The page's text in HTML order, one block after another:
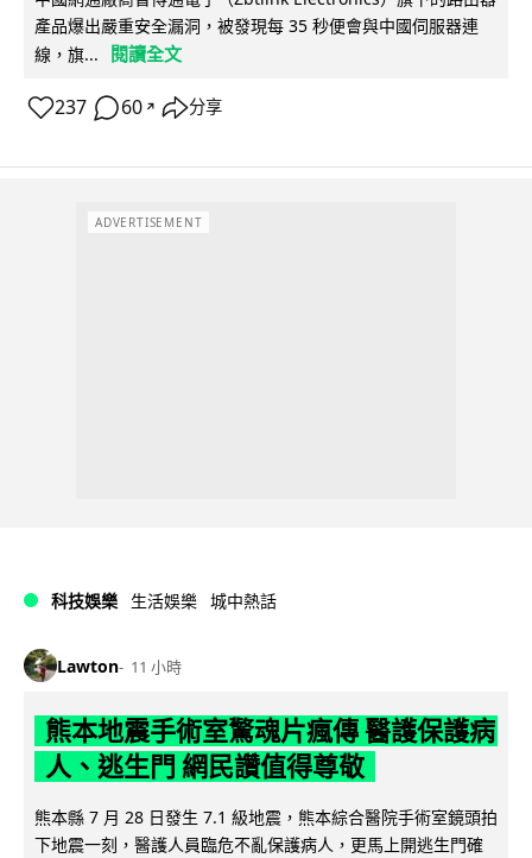
產品爆出嚴重安全漏洞，被發現每 35 秒便會與中國伺服器連
線，旗...
閱讀全文
237 60 ↗ 分享
ADVERTISEMENT
科技娛樂 生活娛樂 城中熱話
Lawton 11 小時
熊本地震手術室驚魂片瘋傳 醫護保護病
人、逃生門 網民讚值得尊敬
熊本縣 7 月 28 日發生 7.1 級地震，熊本綜合醫院手術室鏡頭拍
下地震一刻，醫護人員臨危不亂保護病人，更馬上開逃生門確